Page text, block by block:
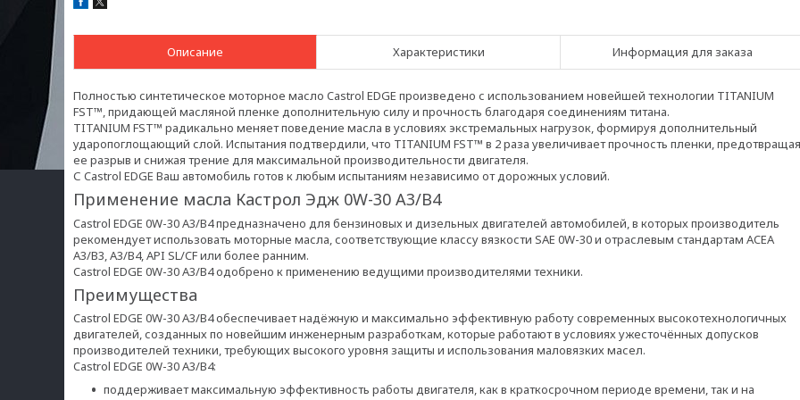
Описание Характеристики Информация для заказа
Полностью синтетическое моторное масло Castrol EDGE произведено с использованием новейшей технологии TITANIUM
FST™, придающей масляной пленке дополнительную силу и прочность благодаря соединениям титана.
TITANIUM FST™ радикально меняет поведение масла в условиях экстремальных нагрузок, формируя дополнительный
ударопоглощающий слой. Испытания подтвердили, что TITANIUM FST™ в 2 раза увеличивает прочность пленки, предотвращая
ее разрыв и снижая трение для максимальной производительности двигателя.
С Castrol EDGE Ваш автомобиль готов к любым испытаниям независимо от дорожных условий.
Применение масла Кастрол Эдж 0W-30 A3/B4
Castrol EDGE 0W-30 A3/B4 предназначено для бензиновых и дизельных двигателей автомобилей, в которых производитель
рекомендует использовать моторные масла, соответствующие классу вязкости SAE 0W-30 и отраслевым стандартам ACEA
A3/B3, A3/B4, API SL/CF или более ранним.
Castrol EDGE 0W-30 A3/B4 одобрено к применению ведущими производителями техники.
Преимущества
Castrol EDGE 0W-30 A3/B4 обеспечивает надёжную и максимально эффективную работу современных высокотехнологичных
двигателей, созданных по новейшим инженерным разработкам, которые работают в условиях ужесточённых допусков
производителей техники, требующих высокого уровня защиты и использования маловязких масел.
Castrol EDGE 0W-30 A3/B4:
поддерживает максимальную эффективность работы двигателя, как в краткосрочном периоде времени, так и на